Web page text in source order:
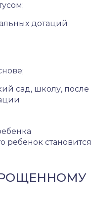
дотаций
сад, школу, после
ребенок становится